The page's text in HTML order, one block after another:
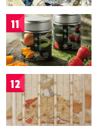
11
12